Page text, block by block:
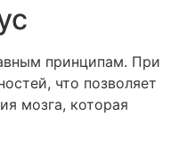
принципам. При
что позволяет
мозга, которая